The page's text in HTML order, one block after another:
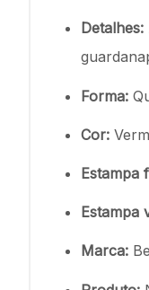
Detalhes:
Forma:
Cor:
Estampa
Estampa
Marca: